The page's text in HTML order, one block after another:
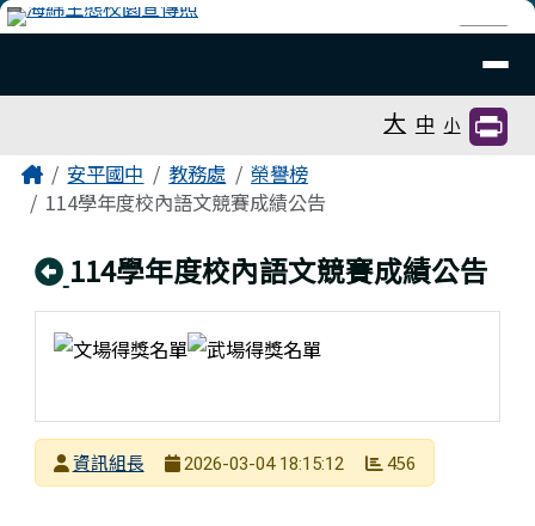
跳至主內容區
臺南市安平國中全球資訊網
大 中 小
主內容區域
Home安平國中 教務處
榮譽榜
114學年度校內語文競賽成績公告
回上頁
114學年度校內語文競賽成績公告
發布者
資訊組長
2026-03-04 18:15:12 456
頁尾區域